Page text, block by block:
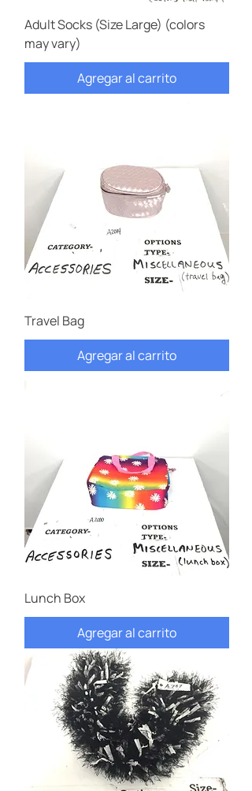
Adult Socks (Size Large) (colors
may vary)
Agregar al carrito
Travel Bag
Agregar al carrito
Lunch Box
Agregar al carrito